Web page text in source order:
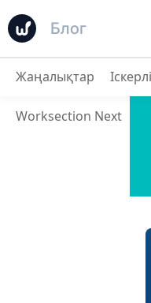
Блог
Жаңалықтар
Worksection Next